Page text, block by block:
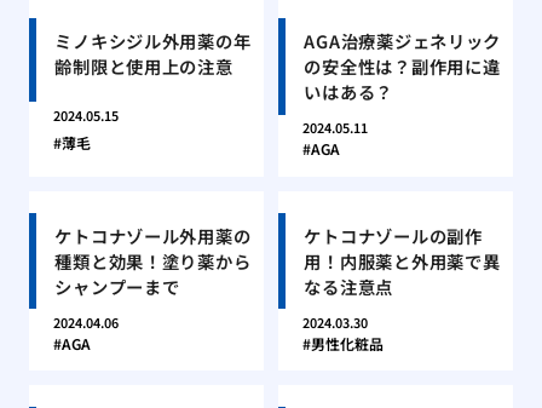
ミノキシジル外用薬の年
齢制限と使用上の注意
2024.05.15
薄毛
AGA治療薬ジェネリック
の安全性は？副作用に違
いはある？
2024.05.11
AGA
ケトコナゾール外用薬の
種類と効果！塗り薬から
シャンプーまで
2024.04.06
AGA
ケトコナゾールの副作
用！内服薬と外用薬で異
なる注意点
2024.03.30
男性化粧品